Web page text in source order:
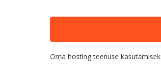
Oma hosting teenuse